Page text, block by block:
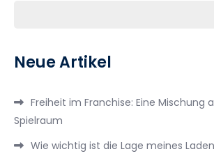
Neue Artikel
Freiheit im Franchise: Eine Mischung
Spielraum
Wie wichtig ist die Lage meines